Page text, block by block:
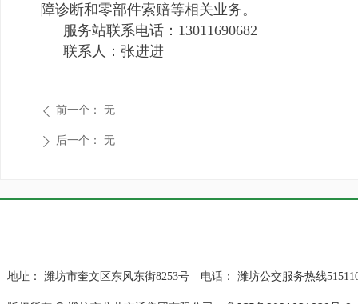
障诊断和零部件索赔等相关业务。
服务站联系电话：13011690682
联系人：张进进
ꄴ 前一个： 无
ꄲ 后一个： 无
地址： 潍坊市奎文区东风东街8253号 电话： 潍坊公交服务热线